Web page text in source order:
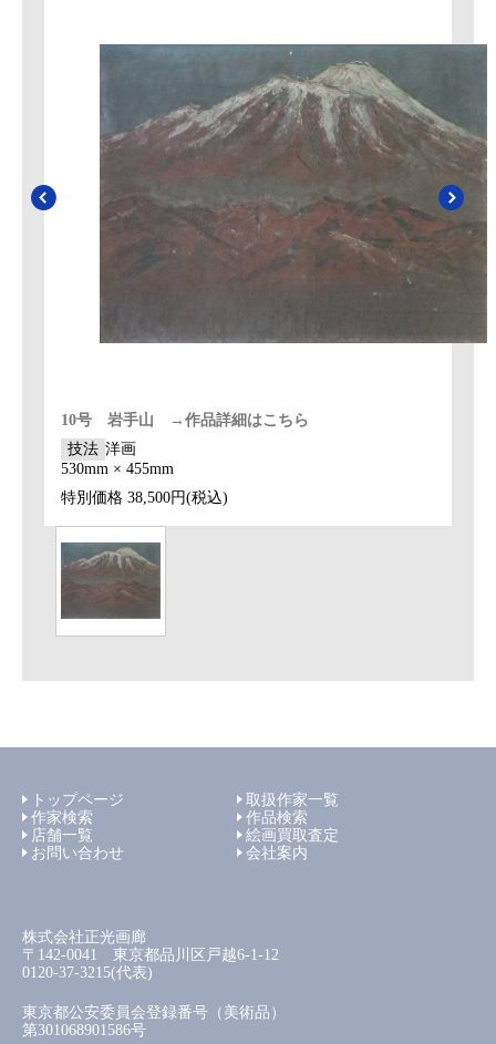
10号 岩手山 →作品詳細はこちら
技法 洋画
530mm × 455mm
特別価格 38,500円(税込)
トップページ
取扱作家一覧
作家検索
作品検索
店舗一覧
絵画買取査定
お問い合わせ
会社案内
株式会社正光画廊
〒142-0041 東京都品川区戸越6-1-12
0120-37-3215(代表)
東京都公安委員会登録番号（美術品）
第301068901586号